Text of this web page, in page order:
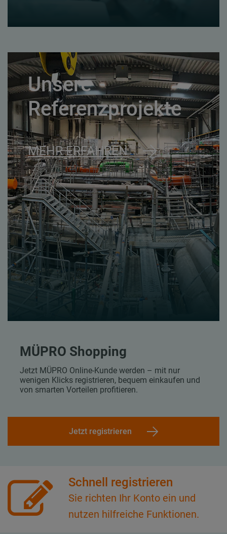
Unsere
Referenzprojekte
MEHR ERFAHREN
MÜPRO Shopping
Jetzt MÜPRO Online-Kunde werden – mit nur
wenigen Klicks registrieren, bequem einkaufen und
von smarten Vorteilen profitieren.
Jetzt registrieren
Schnell registrieren
Sie richten Ihr Konto ein und
nutzen hilfreiche Funktionen.